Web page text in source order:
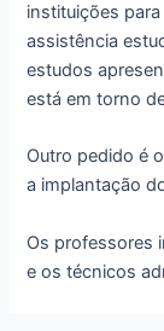
instituições
assistência
estudos
está em torno
Outro pedido é
a implantação
Os professores
e os técnicos